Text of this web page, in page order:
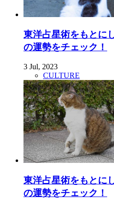
東洋占星術をもとに
の運勢をチェック！
3 Jul, 2023
CULTURE
東洋占星術をもとに
の運勢をチェック！